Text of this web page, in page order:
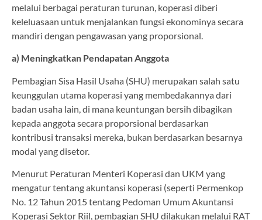
melalui berbagai peraturan turunan, koperasi diberi
keleluasaan untuk menjalankan fungsi ekonominya secara
mandiri dengan pengawasan yang proporsional.
a) Meningkatkan Pendapatan Anggota
Pembagian Sisa Hasil Usaha (SHU) merupakan salah satu
keunggulan utama koperasi yang membedakannya dari
badan usaha lain, di mana keuntungan bersih dibagikan
kepada anggota secara proporsional berdasarkan
kontribusi transaksi mereka, bukan berdasarkan besarnya
modal yang disetor.
Menurut Peraturan Menteri Koperasi dan UKM yang
mengatur tentang akuntansi koperasi (seperti Permenkop
No. 12 Tahun 2015 tentang Pedoman Umum Akuntansi
Koperasi Sektor Riil, pembagian SHU dilakukan melalui RAT